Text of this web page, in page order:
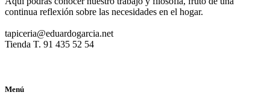
continua reflexión sobre las necesidades en el hogar.
tapiceria@eduardogarcia.net
Tienda T. 91 435 52 54
Menú